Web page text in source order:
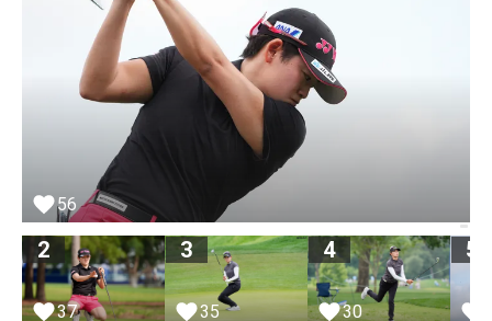
56
2
37
3
35
4
30
5